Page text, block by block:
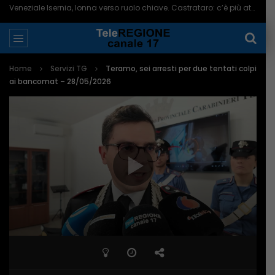
Veneziale Isernia, Ionna verso ruolo chiave. Castrataro: c’è più attenzione per Termoli – 08/08/2026
Home Servizi TG
Teramo, sei arresti per due tentati colpi
ai bancomat – 28/05/2026